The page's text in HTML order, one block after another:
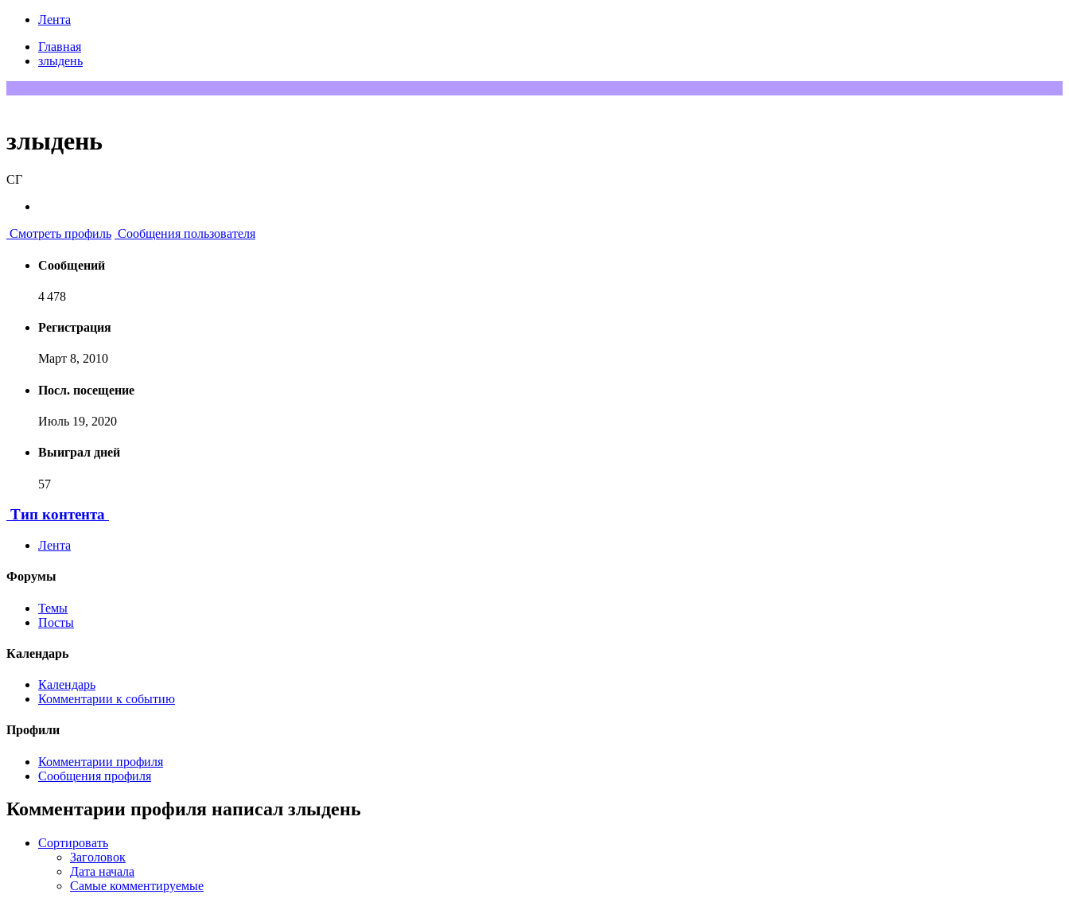
Лента
Главная
злыдень
злыдень
СГ
Смотреть профиль Сообщения пользователя
Сообщений
4 478
Регистрация
Март 8, 2010
Посл. посещение
Июль 19, 2020
Выиграл дней
57
Тип контента
Лента
Форумы
Темы
Посты
Календарь
Календарь
Комментарии к событию
Профили
Комментарии профиля
Сообщения профиля
Комментарии профиля написал злыдень
Сортировать
Заголовок
Дата начала
Самые комментируемые